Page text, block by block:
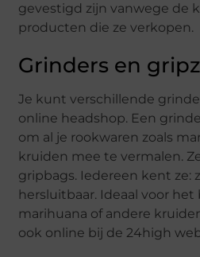
gevestigd zijn vanwege de
producten die ze verkopen.
Grinders en
Je kunt verschillende
online headshop. Een
om al je rookwaren zoals
kruiden mee te vermalen.
gripbags. Iedereen kent ze:
hersluitbaar. Ideaal voor het
marihuana of andere
ook online bij de 24high